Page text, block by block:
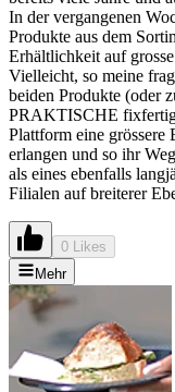
In der vergangenen
Produkte aus dem
Erhältlichkeit auf
Vielleicht, so meine
beiden Produkte (oder
PRAKTISCHE
Plattform eine
erlangen und so ihr
als eines ebenfalls
Filialen auf breiterer
0 Likes
Mehr